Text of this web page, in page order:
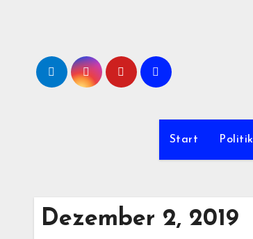
Start Politik
Dezember 2, 2019